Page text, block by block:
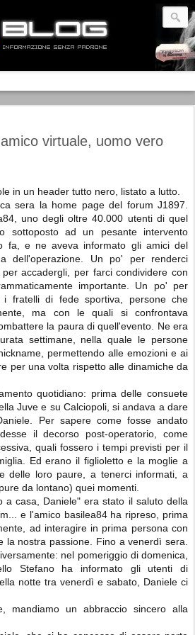
virtuale, uomo vero
in un header tutto nero, listato a lutto.
sera la home page del forum J1897.
uno degli oltre 40.000 utenti di quel
sottoposto ad un pesante intervento
fa, e ne aveva informato gli amici del
dell'operazione. Un po' per renderci
accadergli, per farci condividere con
importante. Un po' per
i fratelli di fede sportiva, persone che
ma con le quali si confrontava
la paura di quell'evento. Ne era
settimane, nella quale le persone
permettendo alle emozioni e ai
per una volta rispetto alle dinamiche da
quotidiano: prima delle consuete
Juve e su Calciopoli, si andava a dare
Per sapere come fosse andato
il decorso post-operatorio, come
quali fossero i tempi previsti per il
Ed erano il figlioletto e la moglie a
delle loro paure, a tenerci informati, a
da lontano) quei momenti.
a casa, Daniele" era stato il saluto della
e l'amico basilea84 ha ripreso, prima
ad interagire in prima persona con
la nostra passione. Fino a venerdì sera.
nel pomeriggio di domenica,
Stefano ha informato gli utenti di
notte tra venerdì e sabato, Daniele ci
mandiamo un abbraccio sincero alla